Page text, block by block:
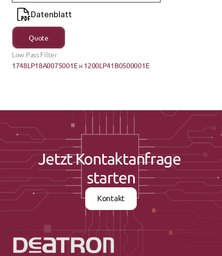
Datenblatt
Quote
Low Pass Filter
1748LP18A0075001E ›‹ 1200LP41B0500001E
Jetzt Kontaktanfrage
starten
Kontakt